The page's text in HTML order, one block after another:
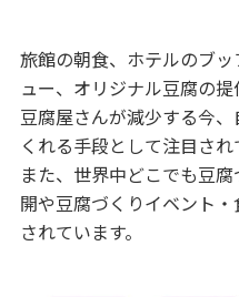
旅館の朝食、ホテルのブ
ュー、オリジナル豆腐の提
豆腐屋さんが減少する今
くれる手段として注目され
また、世界中どこでも豆
開や豆腐づくりイベント
されています。